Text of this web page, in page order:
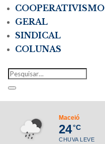
COOPERATIVISMO
GERAL
SINDICAL
COLUNAS
Maceió
24°C
CHUVA LEVE